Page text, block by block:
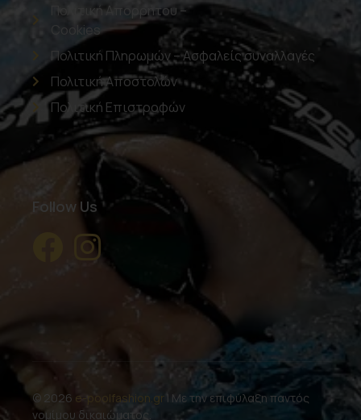
Πολιτική Απορρήτου –
Cookies
Πολιτική Πληρωμών – Ασφαλείς συναλλαγές
Πολιτική Αποστολών
Πολιτική Επιστροφών
Follow Us
© 2026 e-poolfashion.gr | Με την επιφύλαξη παντός
νομίμου δικαιώματος.